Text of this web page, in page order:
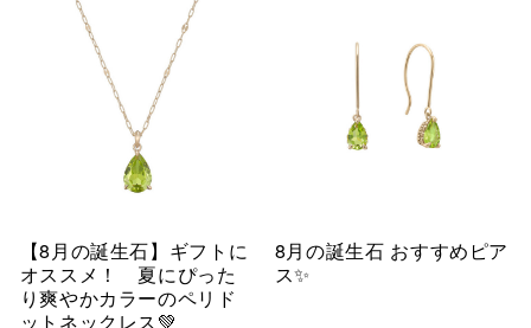
【8月の誕生石】ギフトに
オススメ！ 夏にぴった
り爽やかカラーのペリド
ットネックレス💚
8月の誕生石 おすすめピア
ス✨